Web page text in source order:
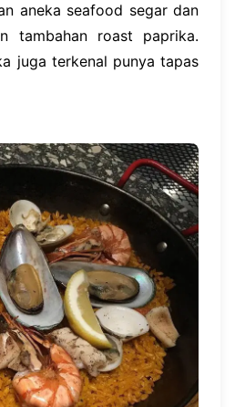
aneka seafood segar dan
tambahan roast paprika.
juga terkenal punya tapas